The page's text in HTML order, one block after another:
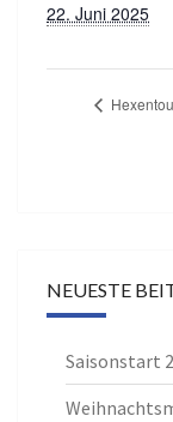
22. Juni 2025
NEUESTE
Saisonstart